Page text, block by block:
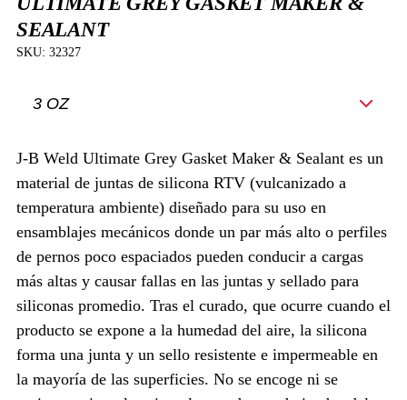
SEALANT
SKU: 32327
J-B Weld Ultimate Grey Gasket Maker & Sealant es un
material de juntas de silicona RTV (vulcanizado a
temperatura ambiente) diseñado para su uso en
ensamblajes mecánicos donde un par más alto o perfiles
de pernos poco espaciados pueden conducir a cargas
más altas y causar fallas en las juntas y sellado para
siliconas promedio. Tras el curado, que ocurre cuando el
producto se expone a la humedad del aire, la silicona
forma una junta y un sello resistente e impermeable en
la mayoría de las superficies. No se encoge ni se